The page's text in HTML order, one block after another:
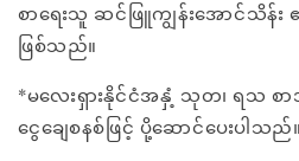
စာရေးသူ ဆင်ဖြူကျွန်းအောင်သိန်
ဖြစ်သည်။
*မလေးရှားနိုင်ငံအနှံ့ သုတ၊ ရသ စာ
ငွေချေစနစ်ဖြင့် ပို့ဆောင်ပေးပါသည်။